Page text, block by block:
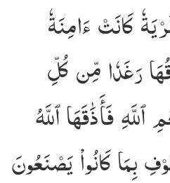
كَانَتۡ ءَامِنَةٗ
رَغَدٗا مِّن كُلِّ
فَأَذَٰقَهَا ٱللَّهُ
بِمَا كَانُواْ يَصۡنَعُونَ